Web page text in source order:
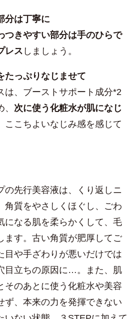
分は丁寧に
つきやすい部分は手のひらで
レス しましょう。
っぷりなじませて
は、ブーストサポート成分*2
次に使う化粧水が肌になじ
ここちよいなじみ感を感じて
の先行美容液は、くり返しニ
角質をやさしくほぐし、ごわ
になる肌を柔らかくして、毛
ます。古い角質が肥厚してご
目や手ざわりが悪いだけでは
目立ちの原因に…。また、肌
そのあとに使う化粧水や美容
ず、本来の力を発揮できない